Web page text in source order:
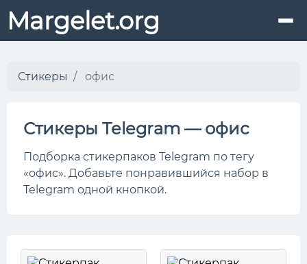
Margelet.org
Стикеры офис
Стикеры Telegram — офис
Подборка стикерпаков Telegram по тегу
«офис». Добавьте понравившийся набор в
Telegram одной кнопкой.